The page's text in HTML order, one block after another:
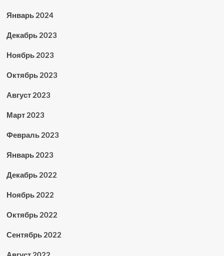
Январь 2024
Декабрь 2023
Ноябрь 2023
Октябрь 2023
Август 2023
Март 2023
Февраль 2023
Январь 2023
Декабрь 2022
Ноябрь 2022
Октябрь 2022
Сентябрь 2022